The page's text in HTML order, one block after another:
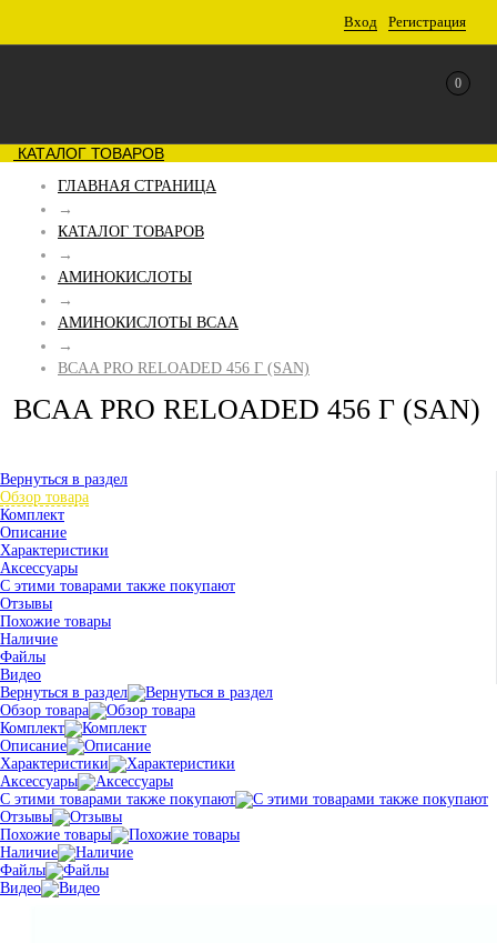
Вход Регистрация
0
КАТАЛОГ ТОВАРОВ
ГЛАВНАЯ СТРАНИЦА
→
КАТАЛОГ ТОВАРОВ
→
АМИНОКИСЛОТЫ
→
АМИНОКИСЛОТЫ BCAA
→
BCAA PRO RELOADED 456 Г (SAN)
BCAA PRO RELOADED 456 Г (SAN)
Вернуться в раздел
Обзор товара
Комплект
Описание
Характеристики
Аксессуары
С этими товарами также покупают
Отзывы
Похожие товары
Наличие
Файлы
Видео
Вернуться в раздел
Обзор товара
Комплект
Описание
Характеристики
Аксессуары
С этими товарами также покупают
Отзывы
Похожие товары
Наличие
Файлы
Видео